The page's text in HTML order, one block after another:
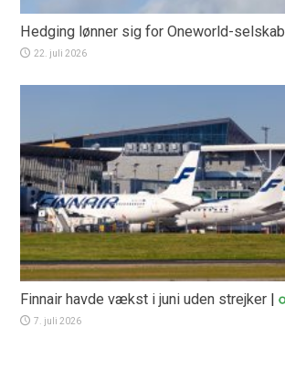
Hedging lønner sig for Oneworld-selskab
22. juli 2026
Finnair havde vækst i juni uden strejker |
7. juli 2026